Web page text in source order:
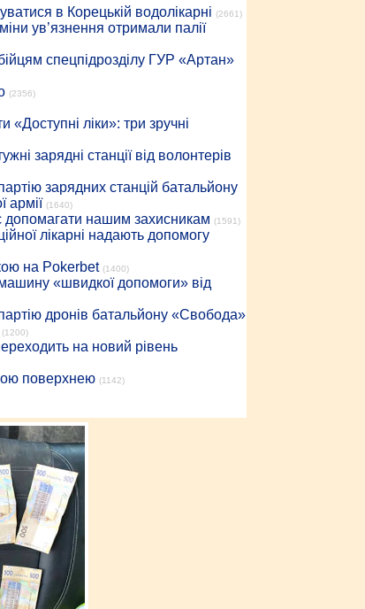
в Корецькій водолікарні (2661)
ув’язнення отримали палії
спецпідрозділу ГУР «Артан»
(2356)
ліки»: три зручні
зарядні станції від волонтерів
зарядних станцій батальйону
армії (1640)
допомагати нашим захисникам (1591)
лікарні надають допомогу
на Pokerbet (1400)
«швидкої допомоги» від
дронів батальйону «Свобода»
(1200)
на новий рівень
поверхнею (1142)